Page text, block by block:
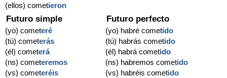
(ellos) cometieron
Futuro simple
(yo) cometeré
(tú) cometerás
(él) cometerá
(ns) cometeremos
(vs) cometeréis
Futuro perfecto
(yo) habré cometido
(tú) habrás cometido
(él) habrá cometido
(ns) habremos cometido
(vs) habréis cometido